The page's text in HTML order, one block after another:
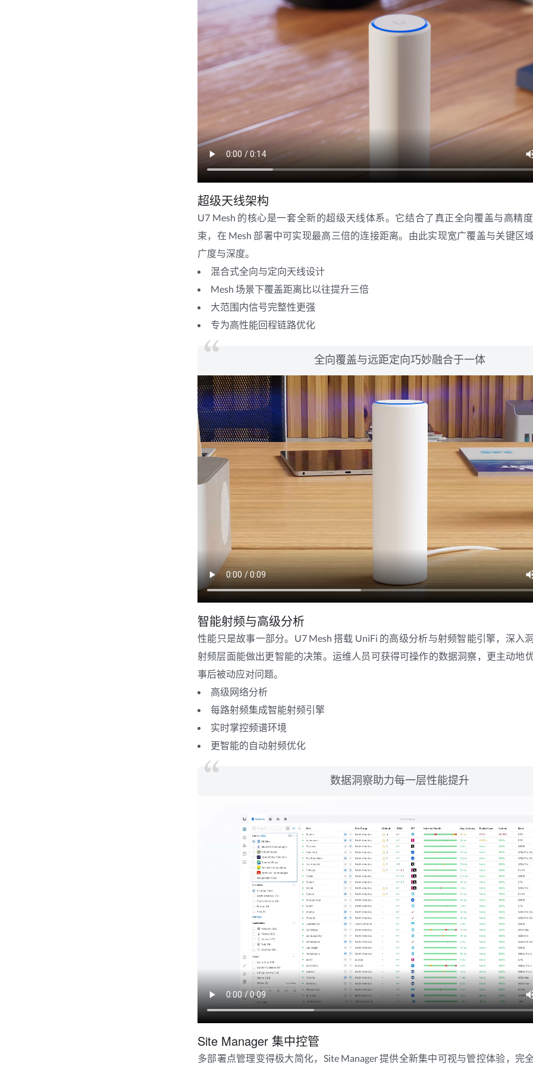
超级天线架构
U7 Mesh 的核心是一套全新的超级天线体系。它结合了真正全向覆盖与高精
束，在 Mesh 部署中可实现最高三倍的连接距离。由此实现宽广覆盖与关键区
广度与深度。
混合式全向与定向天线设计
Mesh 场景下覆盖距离比以往提升三倍
大范围内信号完整性更强
专为高性能回程链路优化
全向覆盖与远距定向巧妙融合于一体
智能射频与高级分析
性能只是故事一部分。U7 Mesh 搭载 UniFi 的高级分析与射频智能引擎，深入
射频层面能做出更智能的决策。运维人员可获得可操作的数据洞察，更主动地
事后被动应对问题。
高级网络分析
每路射频集成智能射频引擎
实时掌控频谱环境
更智能的自动射频优化
数据洞察助力每一层性能提升
Site Manager 集中控管
多部署点管理变得极大简化，Site Manager 提供全新集中可视与管控体验，完